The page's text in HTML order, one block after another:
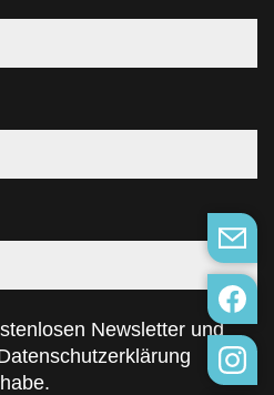
Newsletter und